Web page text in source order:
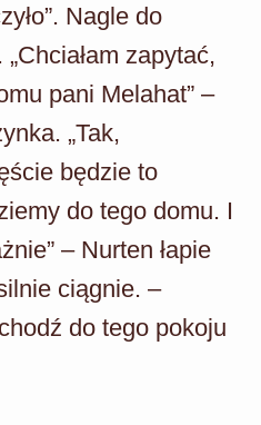
Nagle do
zapytać,
pani Melahat” –
„Tak,
będzie to
do tego domu. I
– Nurten łapie
ciągnie. –
do tego pokoju